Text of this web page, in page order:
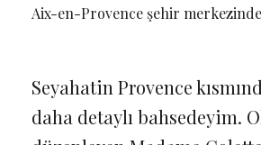
Aix-en-Provence şehir
Seyahatin Provence
daha detaylı bahsedeyim.